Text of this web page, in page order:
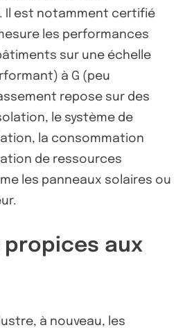
Il est notamment certifié
les performances
sur une échelle
à G (peu
repose sur des
le système de
la consommation
de ressources
les panneaux solaires ou
propices aux
à nouveau, les